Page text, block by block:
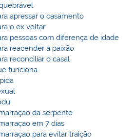
apressar o casamento
o ex voltar
pessoas com diferença de idade
reacender a paixão
reconciliar o casal
funciona
da serpente
em 7 dias
para evitar traição